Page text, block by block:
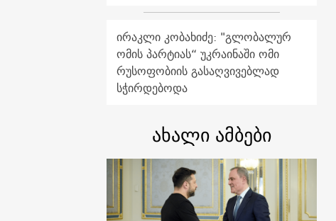
ირაკლი კობახიძე: "გლობალურ
ომის პარტიას“ უკრაინაში ომი
რუსოფობიის გასაღვივებლად
სჭირდებოდა
ახალი ამბები